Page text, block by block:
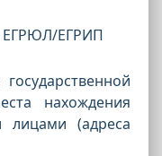
ЕГРЮЛ/ЕГРИП
нахождения
лицами (адреса